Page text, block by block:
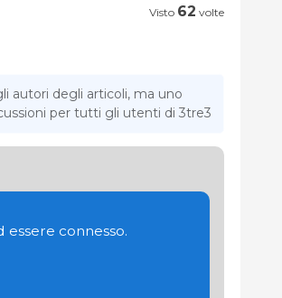
Visto 62 volte
autori degli articoli, ma uno
per tutti gli utenti di 3tre3
connesso.